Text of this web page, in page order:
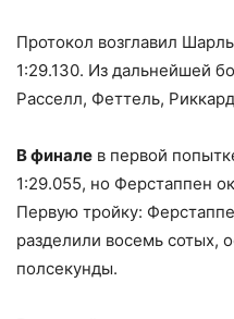
Протокол возглавил
1:29.130. Из дальнейшей
Расселл, Феттель,
В финале в первой
1:29.055, но Ферстаппен
Первую тройку:
разделили восемь сотых,
полсекунды.